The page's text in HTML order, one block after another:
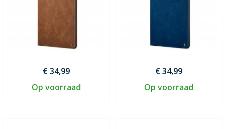
€ 34,99
Op voorraad
€ 34,99
Op voorraad